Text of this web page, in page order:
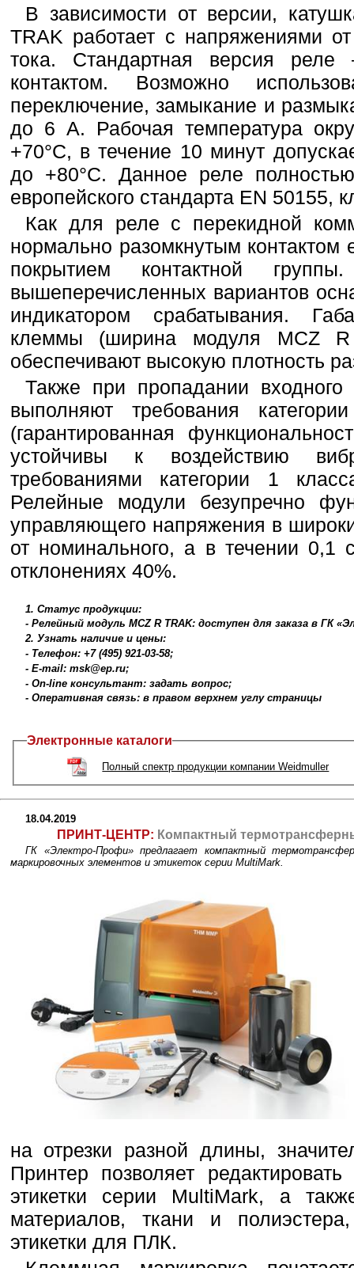
В зависимости от версии,
TRAK работает с напряжениями
тока. Стандартная версия
контактом. Возможно
переключение, замыкание и
до 6 А. Рабочая температура
+70°C, в течение 10 минут
до +80°C. Данное реле полностью
европейского стандарта EN 50155,
Как для реле с перекидной
нормально разомкнутым контактом
покрытием контактной
вышеперечисленных вариантов
индикатором срабатывания.
клеммы (ширина модуля MCZ
обеспечивают высокую плотность
Также при пропадании
выполняют требования
(гарантированная
устойчивы к воздействию
требованиями категории 1
Релейные модули безупречно
управляющего напряжения в
от номинального, а в течении 0,1
отклонениях 40%.
1. Статус продукции:
- Релейный модуль MCZ R TRAK: доступен для заказа в ГК
2. Узнать наличие и цены:
- Телефон: +7 (495) 921-03-58;
- E-mail: msk@ep.ru;
- On-line консультант: задать вопрос;
- Оперативная связь: в правом верхнем углу страницы
Электронные каталоги
Полный спектр продукции компании Weidmuller
18.04.2019
ПРИНТ-ЦЕНТР: Компактный
ГК «Электро-Профи» предлагает компактный
маркировочных элементов и этикеток серии MultiMark.
на отрезки разной длины,
Принтер позволяет
этикетки серии MultiMark, а
материалов, ткани и
этикетки для ПЛК.